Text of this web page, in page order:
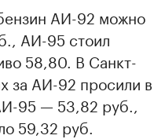
АИ-92 можно
АИ-95 стоил
58,80. В Санкт-
за АИ-92 просили в
95 — 53,82 руб.,
59,32 руб.